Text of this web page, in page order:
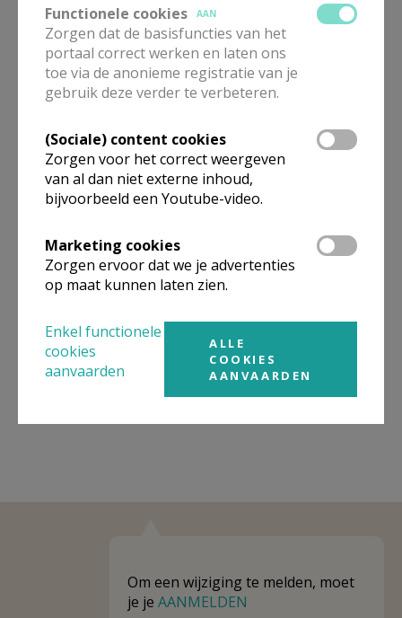
Niet gevonden wat je zocht? Hier vind je links naar de
gegevens van andere organisaties op het boven-,
Behoort totPE Heilige Christoffel
Weergeven
PE Heilige Christoffel
Om een wijziging te melden, moet
je je AANMELDEN
Functionele cookies
AAN
Zorgen dat de basisfuncties van het
portaal correct werken en laten ons
toe via de anonieme registratie van je
gebruik deze verder te verbeteren.
(Sociale) content cookies
Zorgen voor het correct weergeven
van al dan niet externe inhoud,
bijvoorbeeld een Youtube-video.
Marketing cookies
Zorgen ervoor dat we je advertenties
op maat kunnen laten zien.
Enkel functionele
cookies
aanvaarden
ALLE
COOKIES
AANVAARDEN